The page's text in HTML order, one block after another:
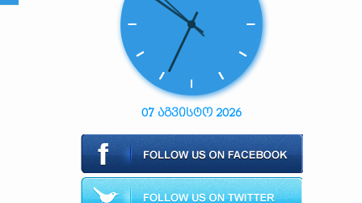
07 აგვისტო 2026